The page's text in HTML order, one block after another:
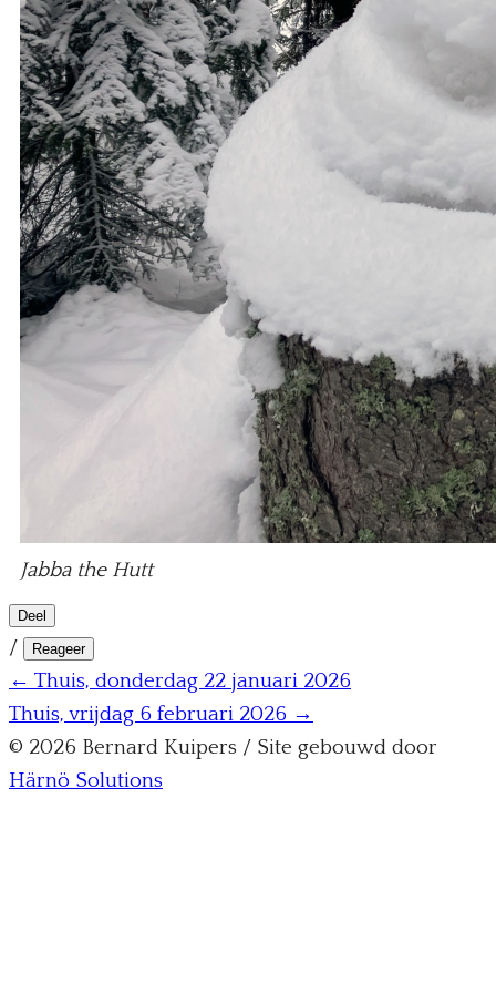
Jabba the Hutt
Deel
/ Reageer
← Thuis, donderdag 22 januari 2026
Thuis, vrijdag 6 februari 2026 →
© 2026 Bernard Kuipers / Site gebouwd door
Härnö Solutions